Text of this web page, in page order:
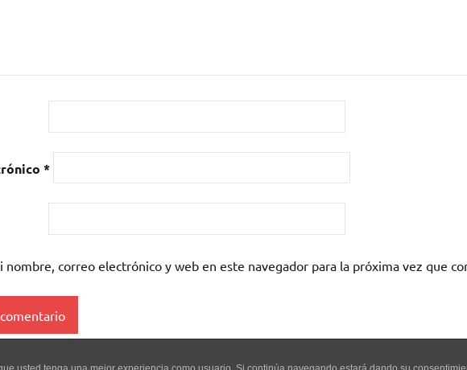
*
nombre, correo electrónico y web en este navegador para la próxima vez que